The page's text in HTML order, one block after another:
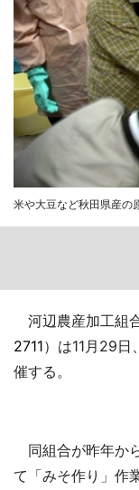
米や大豆など秋田県産の
河辺農産加工組
2711）は11月29日
催する。
同組合が昨年か
て「みそ作り」作